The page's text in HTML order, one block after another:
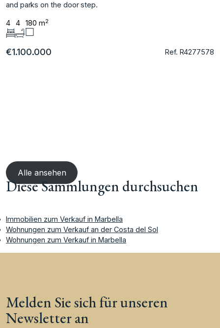
‌and ‌parks ‌on ‌the ‌door ‌step.
4 4 180 m2
€1.100.000 Ref. R4277578
Alle ansehen
Diese Sammlungen durchsuchen
Immobilien zum Verkauf in Marbella
Wohnungen zum Verkauf an der Costa del Sol
Wohnungen zum Verkauf in Marbella
Melden Sie sich für unseren
Newsletter an